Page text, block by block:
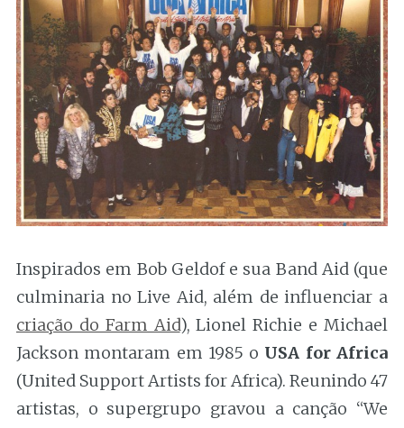
Inspirados em Bob Geldof e sua Band Aid (que
culminaria no Live Aid, além de influenciar a
criação do Farm Aid), Lionel Richie e Michael
Jackson montaram em 1985 o USA for Africa
(United Support Artists for Africa). Reunindo 47
artistas, o supergrupo gravou a canção “We